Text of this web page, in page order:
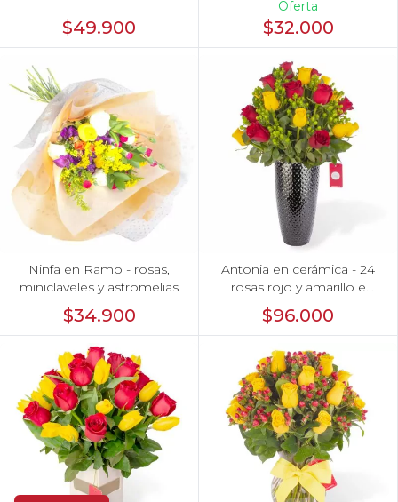
$49.900
Oferta
$32.000
Ninfa en Ramo - rosas,
miniclaveles y astromelias
$34.900
Antonia en cerámica - 24
rosas rojo y amarillo e
hypericum
$96.000